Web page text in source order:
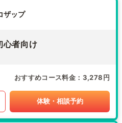
ザップ
心者向け
おすすめコース料金 3,278円
体験・相談予約